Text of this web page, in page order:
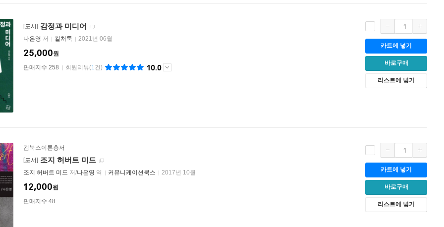
[도서] 감정과 미디어
나은영 저 컬처룩 2021년 06월
25,000원
판매지수 258
회원리뷰(1건) 10.0
카트에 넣기
바로구매
리스트에 넣기
컴북스이론총서
[도서] 조지 허버트 미드
조지 허버트 미드 저/나은영 역 커뮤니케이션북스 2017년 10월
12,000원
판매지수 48
카트에 넣기
바로구매
리스트에 넣기